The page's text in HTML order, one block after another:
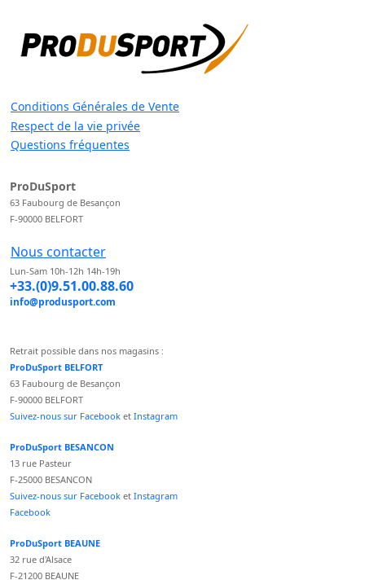
Conditions Générales de Vente
Respect de la vie privée
Questions fréquentes
ProDuSport
63 Faubourg de Besançon
F-90000 BELFORT
Nous contacter
Lun-Sam 10h-12h 14h-19h
+33.(0)9.51.00.88.60
info@produsport.com
Retrait possible dans nos magasins :
ProDuSport BELFORT
63 Faubourg de Besançon
F-90000 BELFORT
Suivez-nous sur Facebook et Instagram
ProDuSport BESANCON
13 rue Pasteur
F-25000 BESANCON
Suivez-nous sur Facebook et Instagram
Facebook
ProDuSport BEAUNE
32 rue d'Alsace
F-21200 BEAUNE